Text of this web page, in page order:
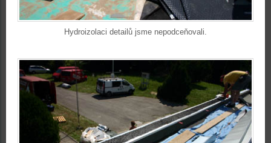
Hydroizolaci detailů jsme nepodceňovali.